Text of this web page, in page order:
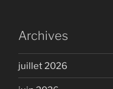
Archives
juillet 2026